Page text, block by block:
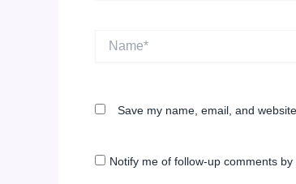
Name*
Save my name, email, and
Notify me of follow-up comments by